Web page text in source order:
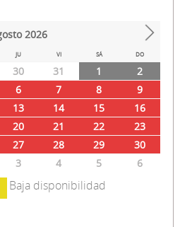
Next
2026
JU VI SÁ DO
30 31 1
2
6 7 8
9
13 14 15
16
20 21 22
23
27 28 29
30
3 4 5 6
Baja disponibilidad